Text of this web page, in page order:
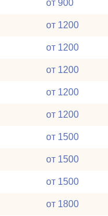
от 900
от 1200
от 1200
от 1200
от 1200
от 1200
от 1500
от 1500
от 1500
от 1800